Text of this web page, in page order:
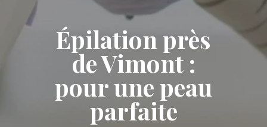
Épilation près
de Vimont :
pour une peau
parfaite